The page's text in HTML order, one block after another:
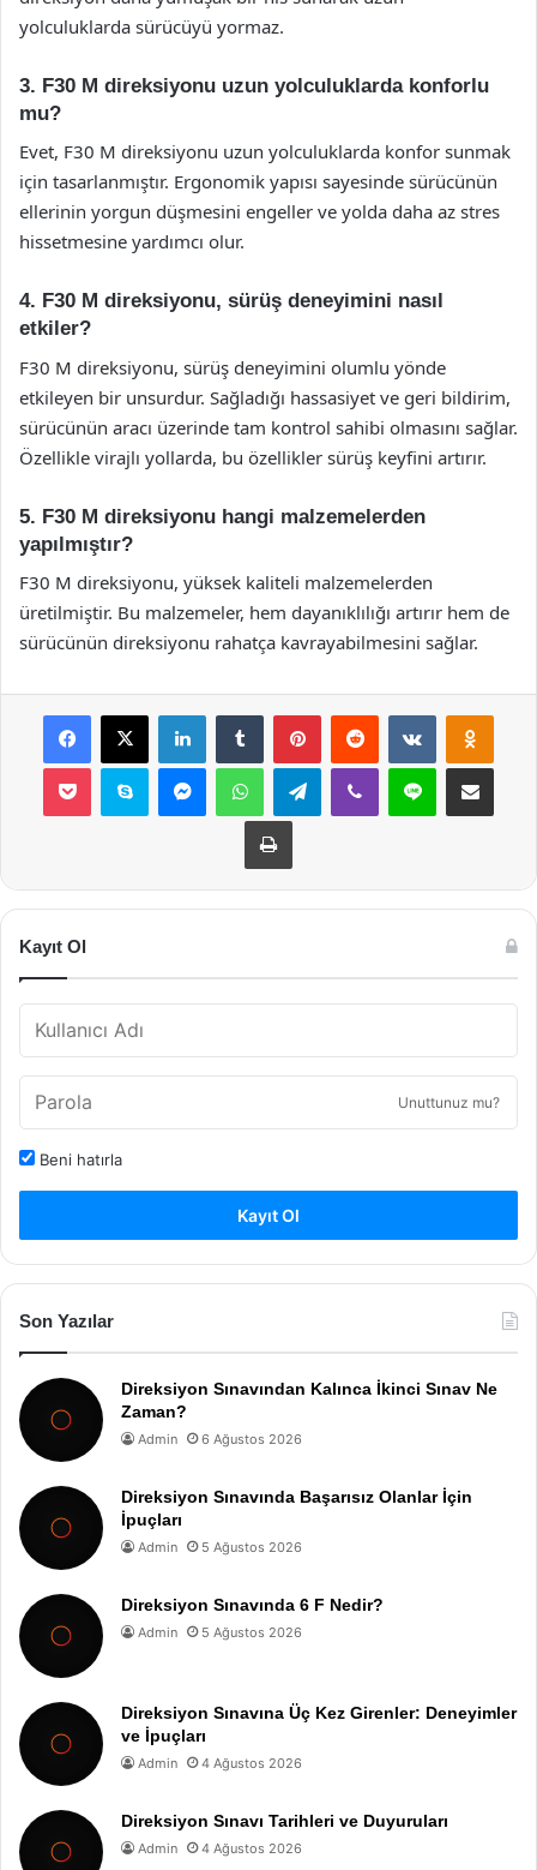
yolculuklarda sürücüyü yormaz.
3. F30 M direksiyonu uzun yolculuklarda konforlu
mu?
Evet, F30 M direksiyonu uzun yolculuklarda konfor sunmak
için tasarlanmıştır. Ergonomik yapısı sayesinde sürücünün
ellerinin yorgun düşmesini engeller ve yolda daha az stres
hissetmesine yardımcı olur.
4. F30 M direksiyonu, sürüş deneyimini nasıl
etkiler?
F30 M direksiyonu, sürüş deneyimini olumlu yönde
etkileyen bir unsurdur. Sağladığı hassasiyet ve geri bildirim,
sürücünün aracı üzerinde tam kontrol sahibi olmasını sağlar.
Özellikle virajlı yollarda, bu özellikler sürüş keyfini artırır.
5. F30 M direksiyonu hangi malzemelerden
yapılmıştır?
F30 M direksiyonu, yüksek kaliteli malzemelerden
üretilmiştir. Bu malzemeler, hem dayanıklılığı artırır hem de
sürücünün direksiyonu rahatça kavrayabilmesini sağlar.
Facebook
X LinkedInTumblr PinterestReddit VKontakte
Pocket Skype MessengerWhatsAppTelegramViber Line E-Posta ile
Yazdır
Kayıt Ol
Unuttunuz mu?
Beni hatırla
Kayıt Ol
Son Yazılar
Direksiyon Sınavından Kalınca İkinci Sınav Ne
Zaman?
Admin 6 Ağustos 2026
Direksiyon Sınavında Başarısız Olanlar İçin
İpuçları
Admin 5 Ağustos 2026
Direksiyon Sınavında 6 F Nedir?
Admin 5 Ağustos 2026
Direksiyon Sınavına Üç Kez Girenler: Deneyimler
ve İpuçları
Admin 4 Ağustos 2026
Direksiyon Sınavı Tarihleri ve Duyuruları
Admin 4 Ağustos 2026